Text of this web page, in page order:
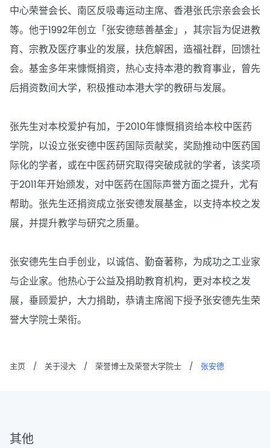
中心荣誉会长、南区反吸毒运动主席、香港张氏宗亲会会长
等。他于1992年创立「张安德慈善基金」，其宗旨为促进教
育、宗教及医疗事业的发展，扶危解困，造福社群，回馈社
会。基金多年来慷慨捐资，热心支持本港的教育事业，曾先
后捐资数间大学，积极推动本港大学的教研与发展。
张先生对本校爱护有加，于2010年慷慨捐资给本校中医药
学院，以设立张安德中医药国际贡献奖，奖励推动中医药国
际化的学者，或在中医药研究取得突破成就的学者，该奖项
于2011年开始颁发，对中医药在国际声誉方面之提升，尤有
帮助。张先生还捐资成立张安德发展基金，以支持本校之发
展，并提升教学与研究之质量。
张安德先生白手创业，以诚信、勤奋著称，为成功之工业家
与企业家。他热心于公益及捐助教育机构，更对本校之发
展，垂顾爱护，大力捐助，恭请主席阁下授予张安德先生荣
誉大学院士荣衔。
主页 / 关于浸大 / 荣誉博士及荣誉大学院士 / 张安德
其他